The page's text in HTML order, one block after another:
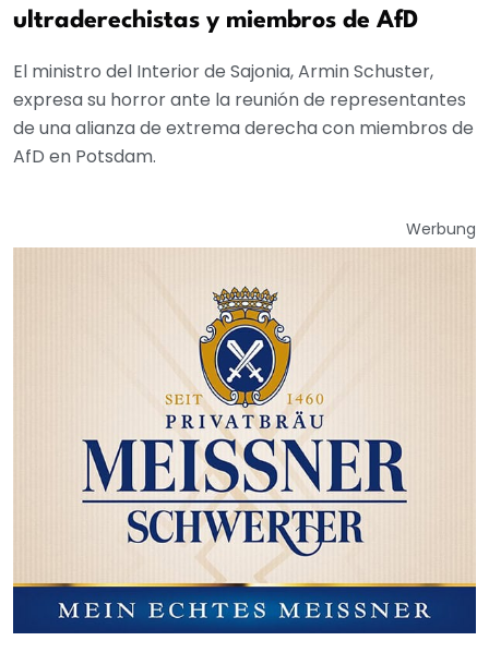
ultraderechistas y miembros de AfD
El ministro del Interior de Sajonia, Armin Schuster,
expresa su horror ante la reunión de representantes
de una alianza de extrema derecha con miembros de
AfD en Potsdam.
Werbung